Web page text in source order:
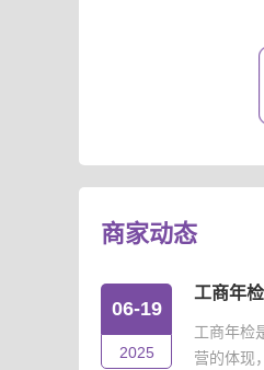
商家动态
06-19
2025
工商年
工商年检
营的体现